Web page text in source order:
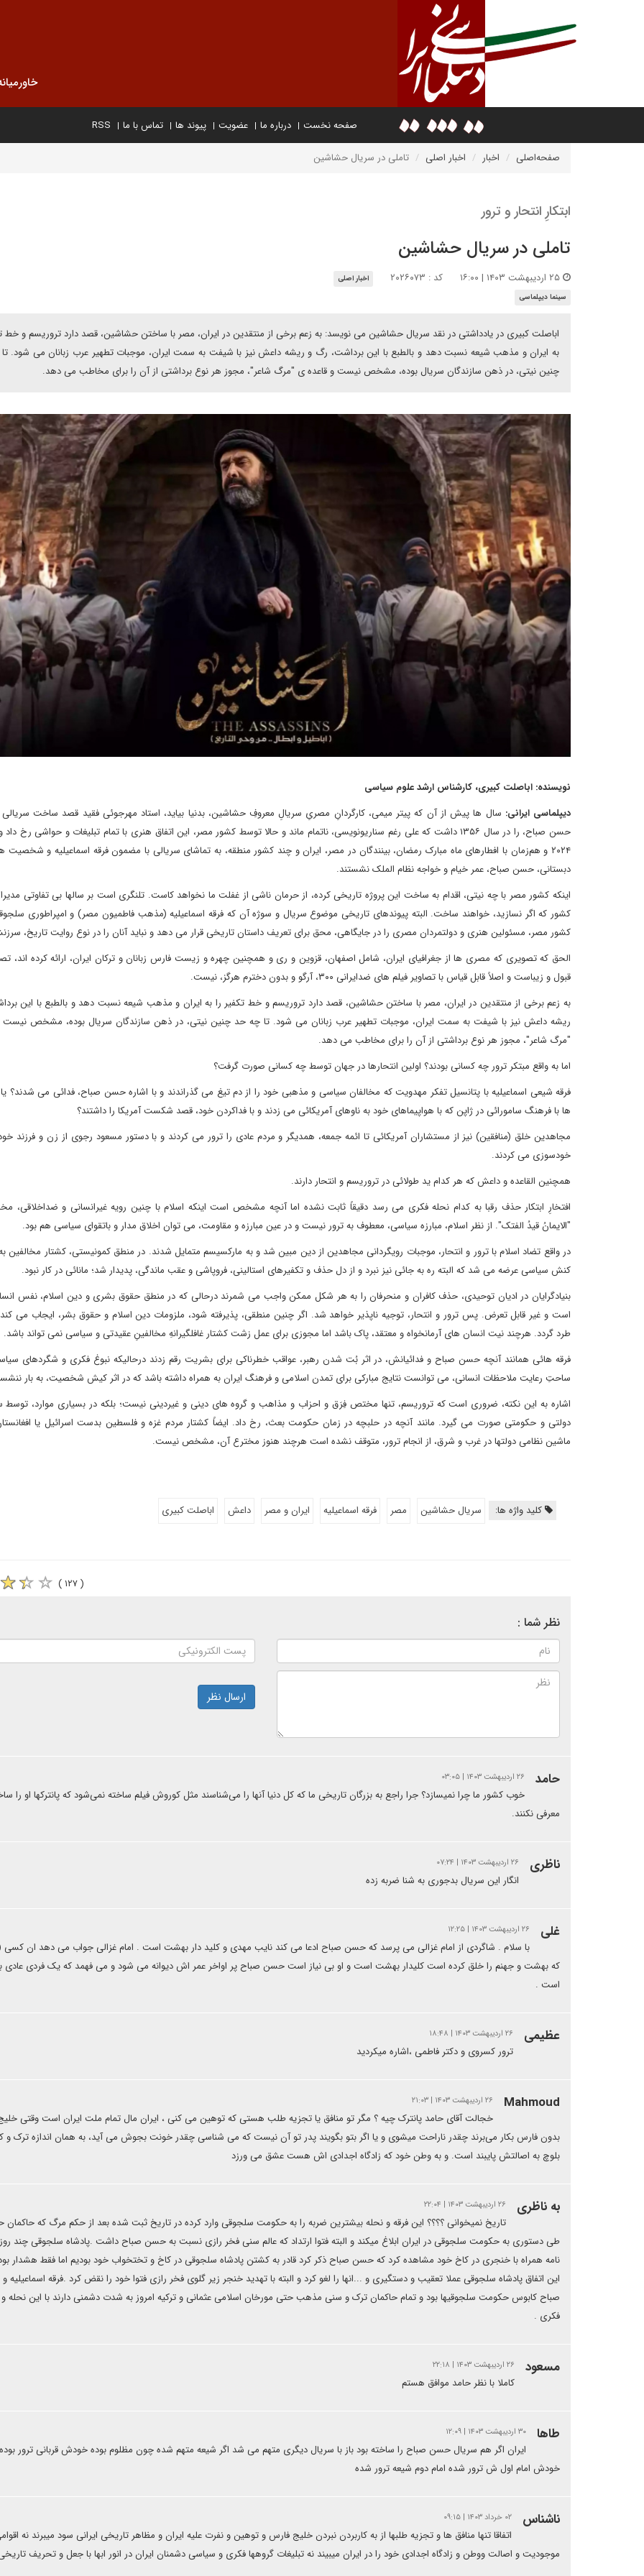
صفحه نخست درباره ما عضویت پیوند ها تماس با ما RSS
صفحه‌اصلی اخبار اخبار اصلی تاملی در سریال حشاشین
ابتکارِ انتحار و ترور
تاملی در سریال حشاشین
کد : ۲۰۲۶۰۷۳
اخبار اصلی
سینما دیپلماسی
اباصلت کبیری در یادداشتی در نقد سریال حشاشین می نویسد: به زعم برخی از منتقدین در ایران، مصر با ساختن حشاشین، قصد دارد تروریسم و خط
به ایران و مذهب شیعه نسبت دهد و بالطبع با این برداشت، رگ و ریشه داعش نیز با شیفت به سمت ایران، موجبات تطهیر عرب زبانان می شود.
چنین نیتی، در ذهن سازندگان سریال بوده، مشخص نیست و قاعده ی "مرگ شاعر"، مجوز هر نوع برداشتی از آن را برای مخاطب می دهد.
نویسنده: اباصلت کبیری، کارشناس ارشد علوم سیاسی
دیپلماسی ایرانی: سال ها پیش از آن که پیتر میمی، کارگردانِ مصریِ سریالِ معروفِ حشاشین، بدنیا بیاید، استاد مهرجوئی فقید قصد ساخت
حسن صباح، را در سال ۱۳۵۶ داشت که علی رغم سناریونویسی، ناتمام ماند و حالا توسط کشور مصر، این اتفاق هنری با تمام تبلیغات و حواشی رخ
۲۰۲۴ و هم‌زمان با افطارهای ماه مبارک رمضان، بینندگان در مصر، ایران و چند کشور منطقه، به تماشای سریالی با مضمون فرقه اسماعیلیه و شخصیت
دبستانی، حسن صباح، عمر خیام و خواجه نظام الملک نشستند.
اینکه کشور مصر با چه نیتی، اقدام به ساخت این پروژه تاریخی کرده، از حرمان ناشی از غفلت ما نخواهد کاست. تلنگری است بر سالها بی تفاوتی
کشور که اگر نسازید، خواهند ساخت. البته پیوندهای تاریخی موضوع سریال و سوژه آن که فرقه اسماعیلیه (مذهب فاطمیون مصر) و امپراطوری
کشور مصر، مسئولین هنری و دولتمردان مصری را در جایگاهی، محق برای تعریف داستان تاریخی قرار می دهد و نباید آنان را در نوع روایت تاریخ،
الحق که تصویری که مصری ها از جغرافیای ایران، شامل اصفهان، قزوین و ری و همچنین چهره و زیست فارس زبانان و ترکان ایران، ارائه کرده اند،
قبول و زیباست و اصلاً قابل قیاس با تصاویر فیلم های ضدایرانی ۳۰۰، آرگو و بدون دخترم هرگز، نیست.
به زعم برخی از منتقدین در ایران، مصر با ساختن حشاشین، قصد دارد تروریسم و خط تکفیر را به ایران و مذهب شیعه نسبت دهد و بالطبع با این
ریشه داعش نیز با شیفت به سمت ایران، موجبات تطهیر عرب زبانان می شود. تا چه حد چنین نیتی، در ذهن سازندگان سریال بوده، مشخص نیست
"مرگ شاعر"، مجوز هر نوع برداشتی از آن را برای مخاطب می دهد.
اما به واقع مبتکر ترور چه کسانی بودند؟ اولین انتحارها در جهان توسط چه کسانی صورت گرفت؟
فرقه شیعی اسماعیلیه با پتانسیل تفکر مهدویت که مخالفان سیاسی و مذهبی خود را از دم تیغ می گذراندند و با اشاره حسن صباح، فدائی می شدند؟ یا
ها با فرهنگ سامورائی در ژاپن که با هواپیماهای خود به ناوهای آمریکائی می زدند و با فداکردن خود، قصد شکست آمریکا را داشتند؟
مجاهدین خلق (منافقین) نیز از مستشاران آمریکائی تا ائمه جمعه، همدیگر و مردم عادی را ترور می کردند و با دستور مسعود رجوی از زن و فرزند
خودسوزی می کردند.
همچنین القاعده و داعش که هر کدام ید طولائی در تروریسم و انتحار دارند.
افتخارِ ابتکار حذف رقبا به کدام نحله فکری می رسد دقیقاً ثابت نشده اما آنچه مشخص است اینکه اسلام با چنین رویه غیرانسانی و ضداخلاقی،
"الایمانُ قیدُ الفتک". از نظر اسلام، مبارزه سیاسی، معطوف به ترور نیست و در عین مبارزه و مقاومت، می توان اخلاق مدار و باتقوای سیاسی هم بود.
در واقع تضاد اسلام با ترور و انتحار، موجبات رویگردانی مجاهدین از دین مبین شد و به مارکسیسم متمایل شدند. در منطق کمونیستی، کشتار مخالفین
کنش سیاسی عرضه می شد که البته ره به جائی نیز نبرد و از دل حذف و تکفیرهای استالینی، فروپاشی و عقب ماندگی، پدیدار شد؛ مانائی در کار نبود.
بنیادگرایان در ادیان توحیدی، حذف کافران و منحرفان را به هر شکل ممکن‌ واجب می شمرند درحالی که در منطق حقوق بشری و دین اسلام، نفس
است و غیر قابل تعرض. پس ترور و انتحار، توجیه ناپذیر خواهد شد. اگر چنین منطقی، پذیرفته شود، ملزومات دین اسلام و حقوق بشر، ایجاب می
طرد گردد. هرچند نیت انسان های آرمانخواه و معتقد، پاک باشد اما مجوزی برای عمل زشت کشتار غافلگیرانهِ مخالفینِ عقیدتی و سیاسی نمی تواند باشد.
فرقه هائی همانند آنچه حسن صباح و فدائیانش، در اثر بُت شدن رهبر، عواقب خطرناکی برای بشریت رقم زدند درحالیکه نبوغ فکری و شگردهای
ساحتِ رعایت ملاحظات انسانی، می توانست نتایج مبارکی برای تمدن اسلامی و فرهنگ ایران به همراه داشته باشد که در اثر کیش شخصیت، به بار
اشاره به این نکته، ضروری است که تروریسم، تنها مختص فِرَق و احزاب و مذاهب و گروه های دینی و غیردینی نیست؛ بلکه در بسیاری موارد، توسط
دولتی و حکومتی صورت می گیرد. مانند آنچه در حلبچه در زمان حکومت بعث، رخ داد. ایضاً کشتار مردم غزه و فلسطین بدست اسرائیل یا
ماشین نظامی دولتها در غرب و شرق، از انجام ترور، متوقف نشده است هرچند هنوز مخترع آن، مشخص نیست.
کلید واژه ها: سریال حشاشین مصر فرقه اسماعیلیه ایران و مصر داعش اباصلت کبیری
( ۱۲۷ )
نظر شما :
ارسال نظر
حامد ۲۶ اردیبهشت ۱۴۰۳ | ۰۳:۰۵
خوب کشور ما چرا نمیسازد؟ جرا راجع به بزرگان تاریخی ما که کل دنیا آنها را می‌شناسند مثل کوروش فیلم ساخته نمی‌شود که پانترکها او را
معرفی نکنند.
ناظری ۲۶ اردیبهشت ۱۴۰۳ | ۰۷:۲۴
انگار این سریال بدجوری به شنا ضربه زده
غلی ۲۶ اردیبهشت ۱۴۰۳ | ۱۲:۲۵
با سلام . شاگردی از امام غزالی می پرسد که حسن صباح ادعا می کند نایب مهدی و کلید دار بهشت است . امام غزالی جواب می دهد ان کسی
که بهشت و جهنم را خلق کرده است کلیدار بهشت است و او بی نیاز است حسن صباح پر اواخر عمر اش دیوانه می شود و می فهمد که یک فردی عادی
است .
عظیمی ۲۶ اردیبهشت ۱۴۰۳ | ۱۸:۴۸
ترور کسروی و دکتر فاطمی ،اشاره میکردید
Mahmoud ۲۶ اردیبهشت ۱۴۰۳ | ۲۱:۰۳
خجالت آقای حامد پانترک چیه ؟ مگر تو منافق یا تجزیه طلب هستی که توهین می کنی ، ایران مال تمام ملت ایران است وقتی
بدون فارس بکار می‌برند چقدر ناراحت میشوی و یا اگر بتو بگویند پدر تو آن نیست که می شناسی چقدر خونت بجوش می آید، به همان اندازه ترک و
بلوچ به اصالتش پایبند است. و به وطن خود که زادگاه اجدادی اش هست عشق می ورزد
به ناظری ۲۶ اردیبهشت ۱۴۰۳ | ۲۲:۰۴
تاریخ نمیخوانی ؟؟؟؟ این فرقه و نحله بیشترین ضربه را به حکومت سلجوقی وارد کرده در تاریخ ثبت شده بعد از حکم مرگ که حاکمان
طی دستوری به حکومت سلجوقی در ایران ابلاغ میکند و البته فتوا ارتداد که عالم سنی فخر رازی نسبت به حسن صباح داشت .پادشاه سلجوقی چند
نامه همراه با خنجری در کاخ خود مشاهده کرد که حسن صباح ذکر کرد قادر به کشتن پادشاه سلجوقی در کاخ و تختخواب خود بودیم اما فقط هشدار
این اتفاق پادشاه سلجوقی عملا تعقیب و دستگیری و ...انها را لغو کرد و البته با تهدید خنجر زیر گلوی فخر رازی فتوا خود را نقض کرد .فرقه
صباح کابوس حکومت سلجوقیها بود و تمام حاکمان ترک و سنی مذهب حتی مورخان اسلامی عثمانی و ترکیه امروز به شدت دشمنی دارند با این نحله
فکری .
مسعود ۲۶ اردیبهشت ۱۴۰۳ | ۲۲:۱۸
کاملا با نظر حامد موافق هستم
طاها ۳۰ اردیبهشت ۱۴۰۳ | ۱۲:۰۹
ایران اگر هم سریال حسن صباح را ساخته بود باز با سریال دیگری متهم می شد اگر شیعه متهم شده چون مظلوم بوده خودش قربانی ترور بوده
خودش امام اول ش ترور شده امام دوم شیعه ترور شده
ناشناس ۰۲ خرداد ۱۴۰۳ | ۰۹:۱۵
اتفاقا تنها منافق ها و تجزیه طلبها از به کاربردن نبردن خلیج فارس و توهین و نفرت علیه ایران و مظاهر تاریخی ایرانی سود میبرند نه
موجودیت و اصالت ووطن و زادگاه اجدادی خود را در ایران میبیند نه تبلیغات گروهها فکری و سیاسی دشمنان ایران در انور ابها با جعل و تحریف